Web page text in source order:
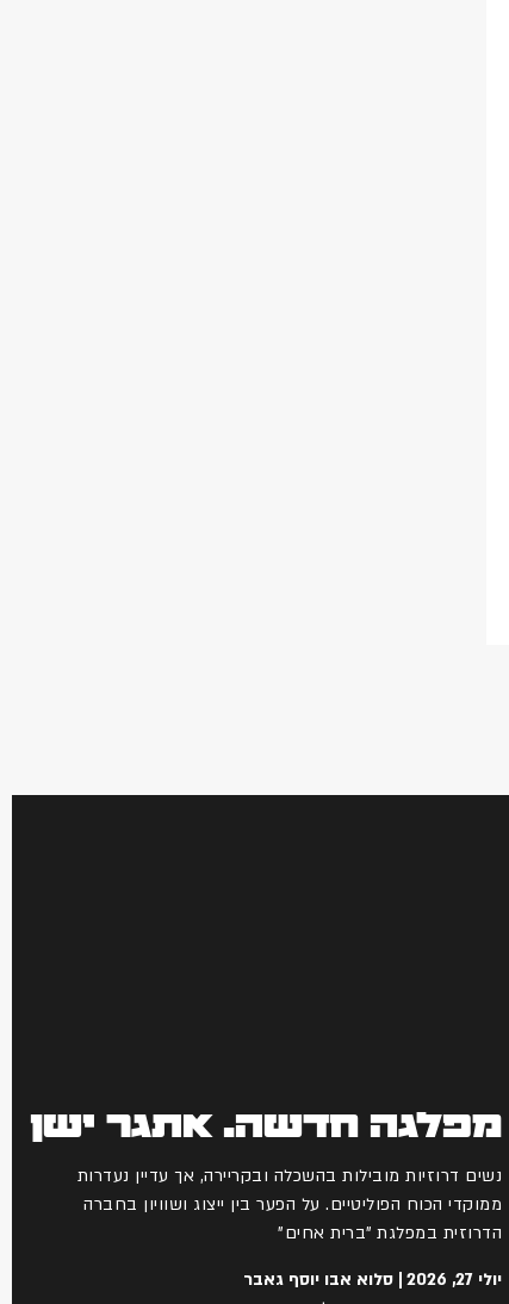
מפלגה חדשה. אתגר ישן
נשים דרוזיות מובילות בהשכלה ובקריירה, אך עדיין נעדרות
ממוקדי הכוח הפוליטיים. על הפער בין ייצוג ושוויון בחברה
הדרוזית במפלגת "ברית אחים"
יולי 27, 2026
סלוא אבו יוסף גאבר